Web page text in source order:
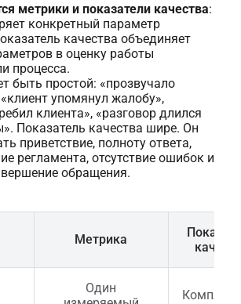
метрики и показатели качества:
конкретный параметр
качества объединяет
в оценку работы
процесса.
быть простой: «прозвучало
«клиент упомянул жалобу»,
клиента», «разговор длился
Показатель качества шире. Он
приветствие, полноту ответа,
регламента, отсутствие ошибок и
обращения.
Метрика
Один